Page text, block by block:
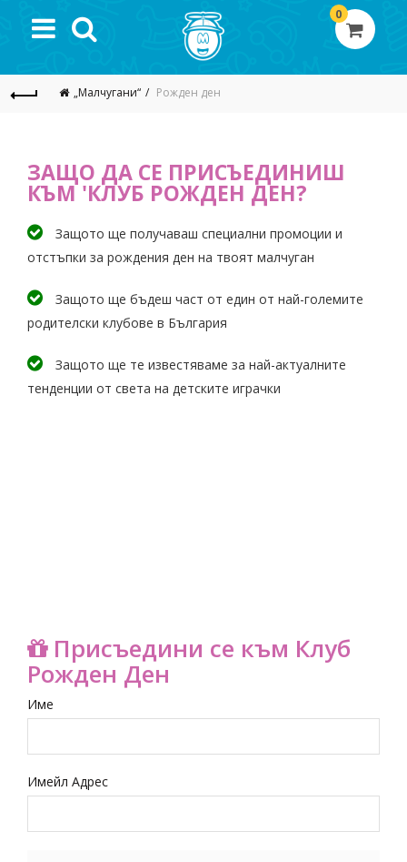
0
„Малчугани“ Рожден ден
Присъедини се към Клуб
Рожден Ден
Име
Имейл Адрес
ЗАЩО ДА СЕ ПРИСЪЕДИНИШ
КЪМ 'КЛУБ РОЖДЕН ДЕН?
Защото ще получаваш специални промоции и
отстъпки за рождения ден на твоят малчуган
Защото ще бъдеш част от един от най-големите
родителски клубове в България
Защото ще те известяваме за най-актуалните
тенденции от света на детските играчки